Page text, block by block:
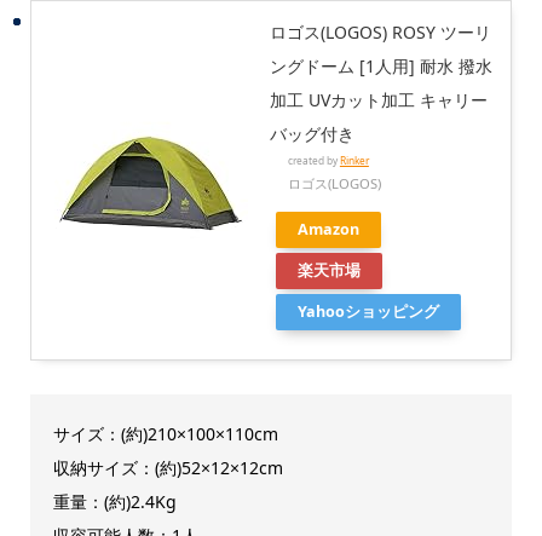
ロゴス(LOGOS) ROSY ツーリ
ングドーム [1人用] 耐水 撥水
加工 UVカット加工 キャリー
バッグ付き
created byRinker
ロゴス(LOGOS)
Amazon
楽天市場
Yahooショッピング
サイズ：(約)210×100×110cm
収納サイズ：(約)52×12×12cm
重量：(約)2.4Kg